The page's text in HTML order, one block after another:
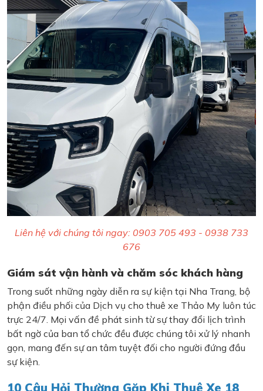
Liên hệ với chúng tôi ngay: 0903 705 493 - 0938 733
676
Giám sát vận hành và chăm sóc khách hàng
Trong suốt những ngày diễn ra sự kiện tại Nha Trang, bộ
phận điều phối của Dịch vụ cho thuê xe Thảo My luôn túc
trực 24/7. Mọi vấn đề phát sinh từ sự thay đổi lịch trình
bất ngờ của ban tổ chức đều được chúng tôi xử lý nhanh
gọn, mang đến sự an tâm tuyệt đối cho người đứng đầu
sự kiện.
10 Câu Hỏi Thường Gặp Khi Thuê Xe 18